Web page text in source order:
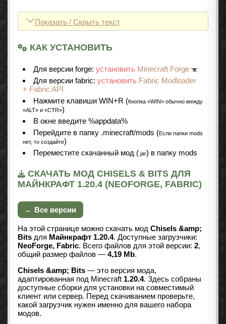
Показать / Скрыть текст
КАК УСТАНОВИТЬ
Для версии forge: установить Minecraft Forge
Для версии fabric: установить Fabric Modloader
+ Fabric API
Нажмите клавиши WIN+R (Кнопка «WIN» обычно между
«ALT» и «CTR»)
В окне введите %appdata%
Перейдите в папку .minecraft/mods (Если папки mods
нет, то создайте)
Переместите скачанный мод ( .jar) в папку mods
СКАЧАТЬ МОД CHISELS & BITS ДЛЯ
МАЙНКРАФТ 1.20.4 (NEOFORGE, FABRIC)
← Все версии
На этой странице можно скачать мод Chisels &amp;
Bits для Майнкрафт 1.20.4. Доступные загрузчики:
NeoForge, Fabric. Всего файлов для этой версии: 2,
общий размер файлов — 4,19 Mb.
Chisels &amp; Bits — это версия мода,
адаптированная под Minecraft 1.20.4. Здесь собраны
доступные сборки для установки на совместимый
клиент или сервер. Перед скачиванием проверьте,
какой загрузчик нужен именно для вашего набора
модов.